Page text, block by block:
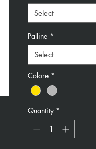
Select
Palline *
Select
Colore *
Quantity *